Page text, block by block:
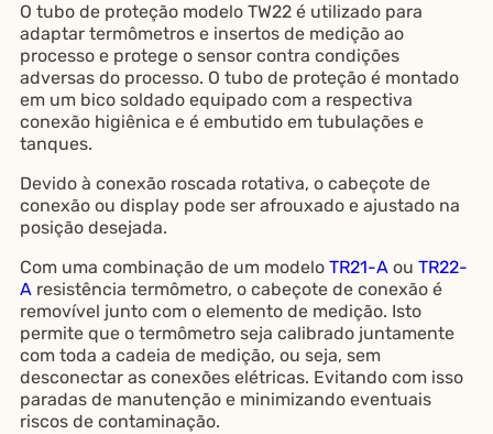
O tubo de proteção modelo TW22 é utilizado para
adaptar termômetros e insertos de medição ao
processo e protege o sensor contra condições
adversas do processo. O tubo de proteção é montado
em um bico soldado equipado com a respectiva
conexão higiênica e é embutido em tubulações e
tanques.
Devido à conexão roscada rotativa, o cabeçote de
conexão ou display pode ser afrouxado e ajustado na
posição desejada.
Com uma combinação de um modelo TR21-Aou TR22-
Aresistência termômetro, o cabeçote de conexão é
removível junto com o elemento de medição. Isto
permite que o termômetro seja calibrado juntamente
com toda a cadeia de medição, ou seja, sem
desconectar as conexões elétricas. Evitando com isso
paradas de manutenção e minimizando eventuais
riscos de contaminação.